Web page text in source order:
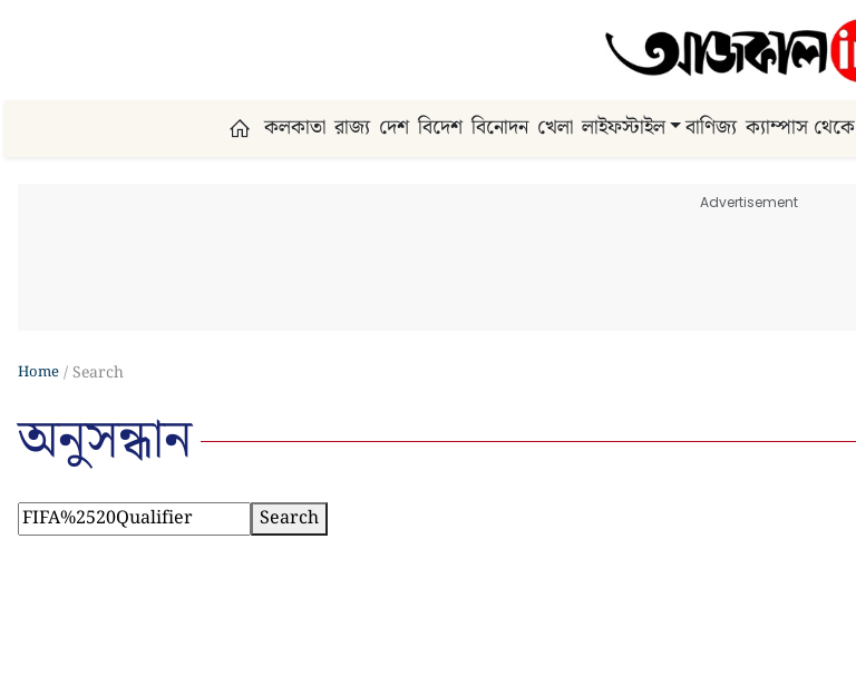
কলকাতা রাজ্য দেশ বিদেশ বিনোদন খেলা লাইফস্টাইল বাণিজ্য ক্যাম্পাস থেকে
Advertisement
Home Search
অনুসন্ধান
Search